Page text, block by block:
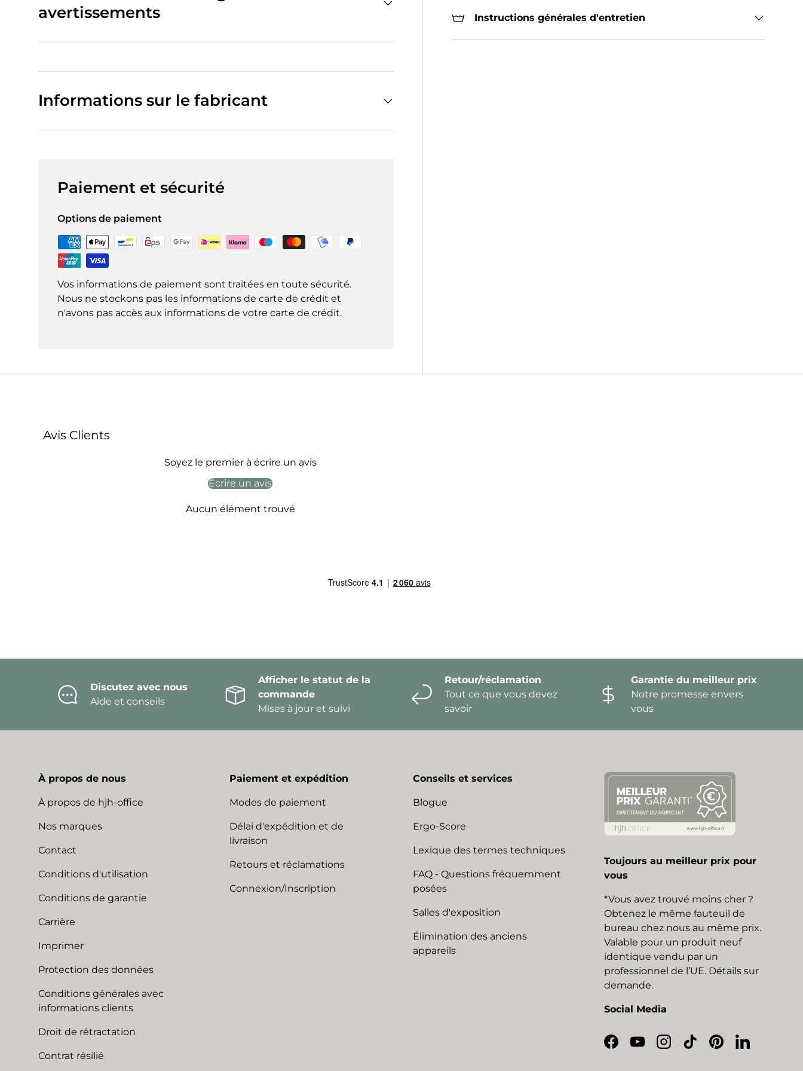
Instructions générales d'entretien
avertissements
Informations sur le fabricant
Paiement et sécurité
Options de paiement
Vos informations de paiement sont traitées en toute sécurité.
Nous ne stockons pas les informations de carte de crédit et
n'avons pas accès aux informations de votre carte de crédit.
Avis Clients
Soyez le premier à écrire un avis
Écrire un avis
Aucun élément trouvé
Discutez avec nous
Aide et conseils
Afficher le statut de la
commande
Mises à jour et suivi
Retour/réclamation
Tout ce que vous devez
savoir
Garantie du meilleur prix
Notre promesse envers
vous
À propos de nous
À propos de hjh-office
Nos marques
Contact
Conditions d'utilisation
Conditions de garantie
Carrière
Imprimer
Protection des données
Conditions générales avec
informations clients
Droit de rétractation
Contrat résilié
Paiement et expédition
Modes de paiement
Délai d'expédition et de
livraison
Retours et réclamations
Connexion/Inscription
Conseils et services
Blogue
Ergo-Score
Lexique des termes techniques
FAQ - Questions fréquemment
posées
Salles d'exposition
Élimination des anciens
appareils
Toujours au meilleur prix pour
vous
*Vous avez trouvé moins cher ?
Obtenez le même fauteuil de
bureau chez nous au même prix.
Valable pour un produit neuf
identique vendu par un
professionnel de l’UE. Détails sur
demande.
Social Media
Facebook
YouTubeInstagram
TikTokPinterestLinkedIn